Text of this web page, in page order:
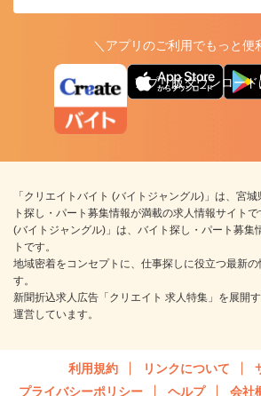
＼アプリのご利用でもっと便
アプリ版ダウンロー
「クリエイトバイト (バイトジャングル)」は、宮
ト探し・パート募集情報が満載の求人情報サイト
(バイトジャングル)」は、バイト探し・パート募集
トです。
地域密着をコンセプトに、仕事探しに役立つ最新の
す。
新聞折込求人広告「クリエイト 求人特集」を展開
運営しています。
利用規約 リンクについて
プライバシーポリシー
ヘルプ 会社